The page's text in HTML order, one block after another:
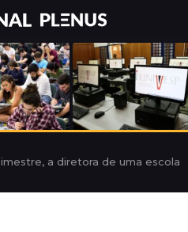
a diretora de uma escola